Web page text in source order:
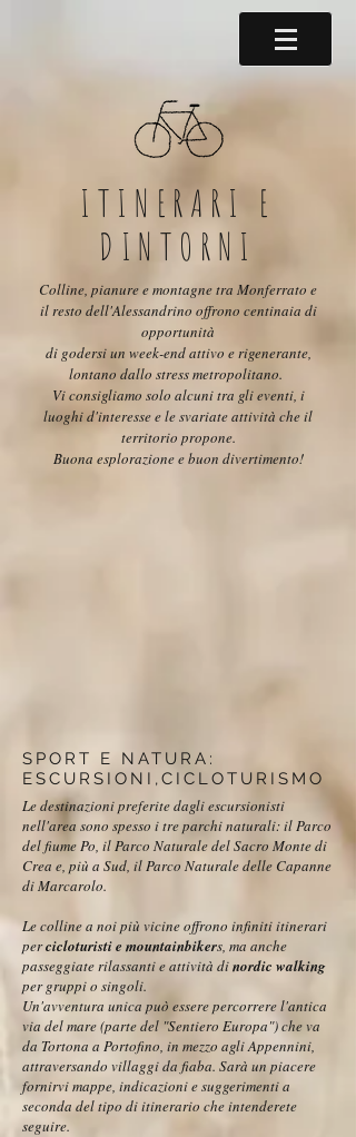
ITINERARI E
DINTORNI
Colline, pianure e montagne tra Monferrato e
il resto dell'Alessandrino offrono centinaia di
opportunità
di godersi un week-end attivo e rigenerante,
lontano dallo stress metropolitano.
Vi consigliamo solo alcuni tra gli eventi, i
luoghi d'interesse e le svariate attività che il
territorio propone.
Buona esplorazione e buon divertimento!
SPORT E NATURA:
ESCURSIONI,CICLOTURISMO
Le destinazioni preferite dagli escursionisti
nell'area sono spesso i tre parchi naturali: il Parco
del fiume Po, il Parco Naturale del Sacro Monte di
Crea e, più a Sud, il Parco Naturale delle Capanne
di Marcarolo.
Le colline a noi più vicine offrono infiniti itinerari
percicloturisti e mountainbikers, ma anche
passeggiate rilassanti e attività dinordic walking
per gruppi o singoli.
Un'avventura unica può essere percorrere l'antica
via del mare (parte del "Sentiero Europa") che va
da Tortona a Portofino, in mezzo agli Appennini,
attraversando villaggi da fiaba. Sarà un piacere
fornirvi mappe, indicazioni e suggerimenti a
seconda del tipo di itinerario che intenderete
seguire.